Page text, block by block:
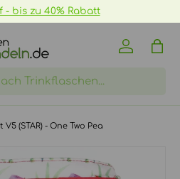
- bis zu 40% Rabatt
Einloggen
(STAR) - One Two Pea
SPRINGEN